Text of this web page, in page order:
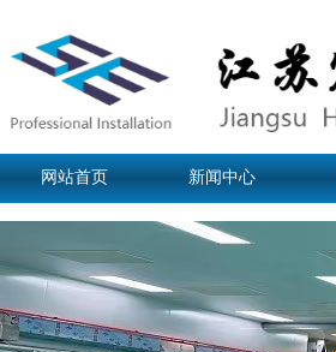
网站首页 新闻中心